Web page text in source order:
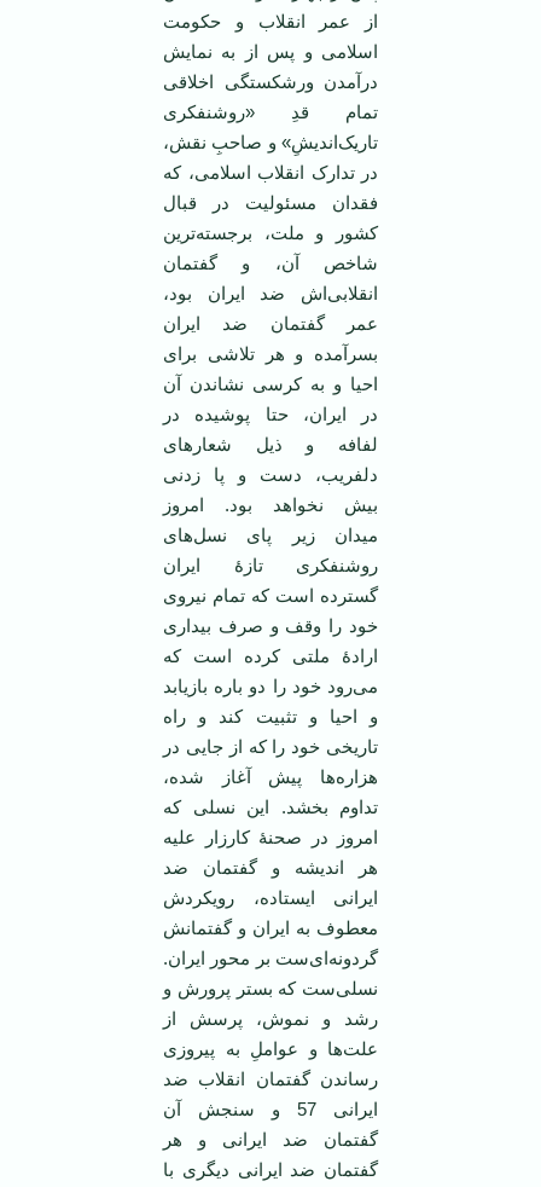
از عمر انقلاب و حکومت
اسلامی و پس از به نمایش
درآمدن ورشکستگی اخلاقی
تمام قدِ «روشنفکری
تاریک‌اندیشِ» و صاحبِ نقش،
در تدارک انقلاب اسلامی، که
فقدان مسئولیت در قبال
کشور و ملت، برجسته‌ترین
شاخص آن، و گفتمان
انقلابی‌اش ضد ایران بود،
عمر گفتمان ضد ایران
بسرآمده و هر تلاشی برای
احیا و به کرسی نشاندن آن
در ایران، حتا پوشیده در
لفافه و ذیل شعارهای
دلفریب، دست و پا زدنی
بیش نخواهد بود. امروز
میدان زیر پای نسل‌های
روشنفکری تازۀ ایران
گسترده است که تمام نیروی
خود را وقف و صرف بیداری
ارادۀ ملتی‌ کرده است که
می‌رود خود را دو باره بازیابد
و احیا و تثبیت کند و راه
تاریخی خود را که از جایی در
هزاره‌ها پیش آغاز شده،
تداوم بخشد. این نسلی که
امروز در صحنۀ کارزار علیه
هر اندیشه‌ و گفتمان ضد
ایرانی ایستاده، رویکردش
معطوف به ایران و گفتمانش
گردونه‌ای‌ست بر محور ایران.
نسلی‌ست که بستر پرورش و
رشد و نموش، پرسش از
علت‌ها و عواملِ به پیروزی
رساندن گفتمان انقلاب ضد
ایرانی 57 و سنجش آن
گفتمان ضد ایرانی و هر
گفتمان ضد ایرانی دیگری با